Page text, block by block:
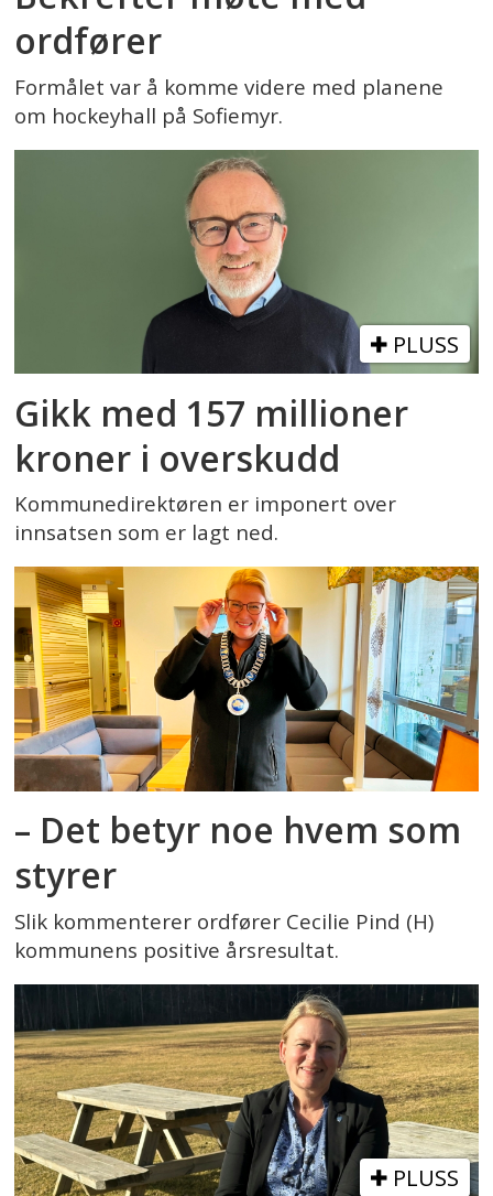
ordfører
Formålet var å komme videre med planene
om hockeyhall på Sofiemyr.
PLUSS
Gikk med 157 millioner
kroner i overskudd
Kommunedirektøren er imponert over
innsatsen som er lagt ned.
– Det betyr noe hvem som
styrer
Slik kommenterer ordfører Cecilie Pind (H)
kommunens positive årsresultat.
PLUSS